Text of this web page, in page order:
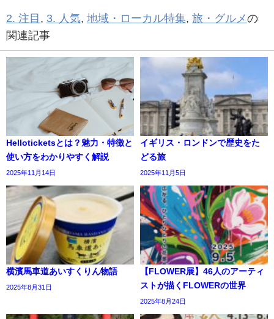
2. 注目 , 3. 人気, 地域・ローカル特集, 旅・グルメの
関連記事
Helloticketsとは？魅力・特徴と
使い方をわかりやすく解説
2025年11月14日
イギリス・ロンドンで歴史をた
どる旅
2025年11月5日
横濱馬車道あいすくりん物語
2025年8月31日
【FLOWER展】46人のアーティ
ストが描くFLOWERの世界
2025年8月24日